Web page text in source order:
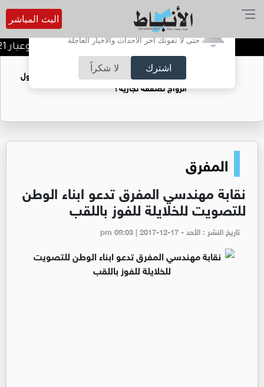
أترغب في تفعيل الإشعارات؟
حتى لا تفوتك آخر الأحداث والأخبار العاجلة
اشترك لا شكراً
البث المباشر
أسعار الذهب تقفز محليا.. وعيار 21 يسجل ارتفاعا بـ1.1 دينار
فتيات يستغللنه لتحقيق مكاسب مادية.. هل تحول
الزواج لصفقة تجارية؟
المفرق
نقابة مهندسي المفرق تدعو ابناء الوطن
للتصويت للخلايلة للفوز باللقب
تاريخ النشر : الأحد - pm 09:03 | 2017-12-17